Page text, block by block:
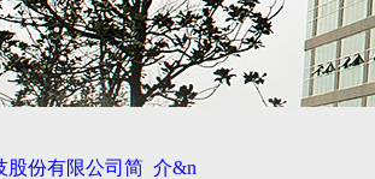
股份有限公司简 介&n